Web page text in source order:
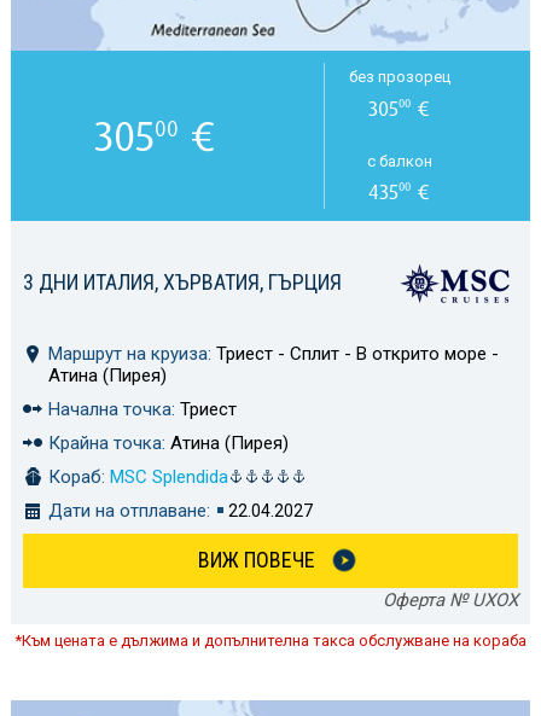
3 ДНИ ИТАЛИЯ, ХЪРВАТИЯ, ГЪРЦИЯ
Маршрут на круиза: Триест - Сплит - В открито море -
Атина (Пирея)
Начална точка: Триест
Крайна точка: Атина (Пирея)
Кораб: MSC Splendida
Дати на отплаване:
22.04.2027
ВИЖ ПОВЕЧЕ
Оферта № UXOX
30500 €
без прозорец
30500 €
с балкон
43500 €
*Към цената е дължима и допълнителна такса обслужване на кораба